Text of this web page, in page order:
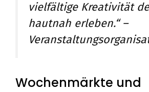
vielfältige Kreativität
hautnah erleben.“ –
Wochenmärkte und